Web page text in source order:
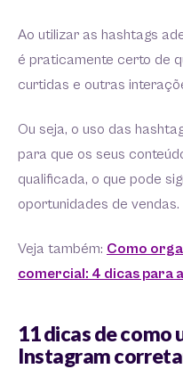
Ao utilizar as hashtags
é praticamente certo de
curtidas e outras
Ou seja, o uso das
para que os seus
qualificada, o que pode
oportunidades de vendas.
Veja também: Como
comercial: 4 dicas para
11 dicas de como
Instagram